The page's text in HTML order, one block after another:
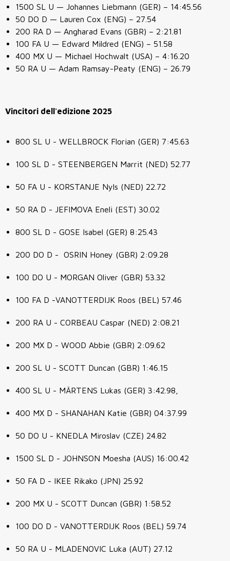
1500 SL U — Johannes Liebmann (GER) – 14:45.56
50 DO D — Lauren Cox (ENG) – 27.54
200 RA D — Angharad Evans (GBR) – 2:21.81
100 FA U — Edward Mildred (ENG) – 51.58
400 MX U — Michael Hochwalt (USA) – 4:16.20
50 RA U — Adam Ramsay-Peaty (ENG) – 26.79
Vincitori dell'edizione 2025
800 SL U - WELLBROCK Florian (GER) 7:45.63
100 SL D - STEENBERGEN Marrit (NED) 52.77
50 FA U - KORSTANJE Nyls (NED) 22.72
50 RA D - JEFIMOVA Eneli (EST) 30.02
800 SL D - GOSE Isabel (GER) 8:25.43
200 DO D - OSRIN Honey (GBR) 2:09.28
100 DO U - MORGAN Oliver (GBR) 53.32
100 FA D -VANOTTERDIJK Roos (BEL) 57.46
200 RA U - CORBEAU Caspar (NED) 2:08.21
200 MX D - WOOD Abbie (GBR) 2:09.62
200 SL U - SCOTT Duncan (GBR) 1:46.15
400 SL U - MÄRTENS Lukas (GER) 3:42.98,
400 MX D - SHANAHAN Katie (GBR) 04:37.99
50 DO U - KNEDLA Miroslav (CZE) 24.82
1500 SL D - JOHNSON Moesha (AUS) 16:00.42
50 FA D - IKEE Rikako (JPN) 25.92
200 MX U - SCOTT Duncan (GBR) 1:58.52
100 DO D - VANOTTERDIJK Roos (BEL) 59.74
50 RA U - MLADENOVIC Luka (AUT) 27.12